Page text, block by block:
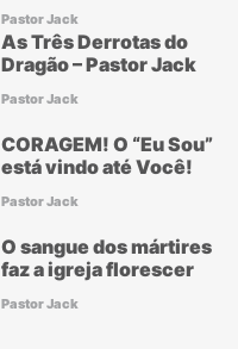
Pastor Jack
As Três Derrotas do
Dragão – Pastor Jack
Pastor Jack
CORAGEM! O “Eu Sou”
está vindo até Você!
Pastor Jack
O sangue dos mártires
faz a igreja florescer
Pastor Jack